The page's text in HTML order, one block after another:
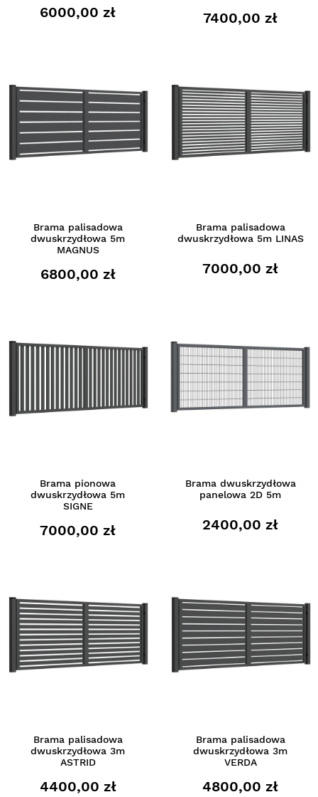
6000,00 zł 7400,00 zł
Brama palisadowa
dwuskrzydłowa 5m
MAGNUS
6800,00 zł
Brama palisadowa
dwuskrzydłowa 5m LINAS
7000,00 zł
Brama pionowa
dwuskrzydłowa 5m
SIGNE
7000,00 zł
Brama dwuskrzydłowa
panelowa 2D 5m
2400,00 zł
Brama palisadowa
dwuskrzydłowa 3m
ASTRID
4400,00 zł
Brama palisadowa
dwuskrzydłowa 3m
VERDA
4800,00 zł